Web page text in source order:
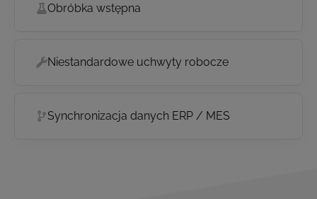
Obróbka wstępna
Niestandardowe uchwyty robocze
Synchronizacja danych ERP / MES